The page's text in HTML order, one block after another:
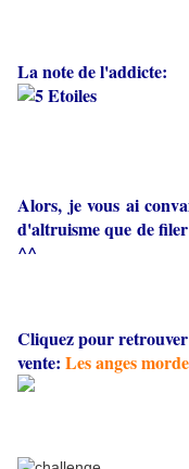
La note de l'addicte:
Alors, je vous ai
d'altruisme que de
^^
Cliquez pour
vente: Les anges